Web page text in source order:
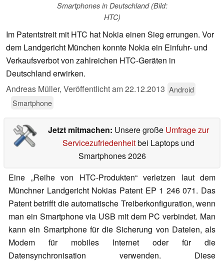
Smartphones in Deutschland (Bild:
HTC)
Im Patentstreit mit HTC hat Nokia einen Sieg errungen. Vor
dem Landgericht München konnte Nokia ein Einfuhr- und
Verkaufsverbot von zahlreichen HTC-Geräten in
Deutschland erwirken.
Andreas Müller, Veröffentlicht am22.12.2013 Android
Smartphone
Jetzt mitmachen: Unsere große Umfrage zur
Servicezufriedenheitbei Laptops und
Smartphones 2026
Eine „Reihe von HTC-Produkten“ verletzen laut dem
Münchner Landgericht Nokias Patent EP 1 246 071. Das
Patent betrifft die automatische Treiberkonfiguration, wenn
man ein Smartphone via USB mit dem PC verbindet. Man
kann ein Smartphone für die Sicherung von Dateien, als
Modem für mobiles Internet oder für die
Datensynchronisation verwenden. Diese